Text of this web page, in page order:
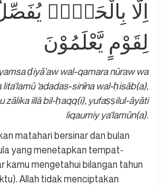
اِلَّا بِالْحَقِّۗ
لِقَوْمٍ يَّعْلَمُوْنَ
ḍiyā'aw wal-qamara nūraw wa
‘adadas-sinīna wal-ḥisāb(a),
zālika illā bil-ḥaqq(i), yufaṣṣilul-āyāti
liqaumiy ya‘lamūn(a).
matahari bersinar dan bulan
yang menetapkan tempat-
kamu mengetahui bilangan tahun
Allah tidak menciptakan